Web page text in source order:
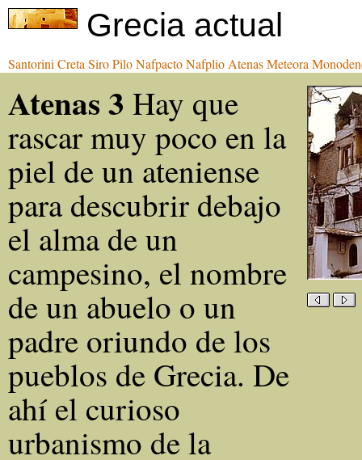
Grecia actual
Santorini Creta SiroPiloNafpactoNafplio AtenasMeteora
Atenas 3 Hay que
rascar muy poco en la
piel de un ateniense
para descubrir debajo
el alma de un
campesino, el nombre
de un abuelo o un
padre oriundo de los
pueblos de Grecia. De
ahí el curioso
urbanismo de la